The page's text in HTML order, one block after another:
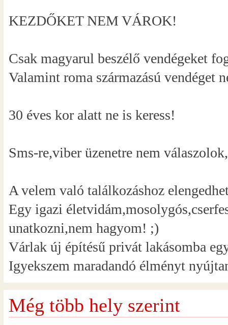
KEZDŐKET NEM VÁROK!
Csak magyarul beszélő vendégeket
Valamint roma származású vendéget
30 éves kor alatt ne is keress!
Sms-re,viber üzenetre nem
A velem való találkozáshoz
Egy igazi
unatkozni,nem hagyom! ;)
Várlak új építésű privát lakásomba
Igyekszem maradandó élményt
Még több hely szerint